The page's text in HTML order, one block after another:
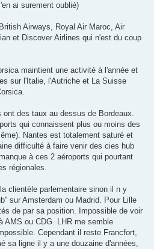
ai surement oublié)
Airways, Royal Air Maroc, Air
et Discover Airlines qui n'est du coup
maintient une activité à l'année et
sur l'Italie, l'Autriche et La Suisse
des taux au dessus de Bordeaux.
qui connaissent plus ou moins des
Nantes est totalement saturé et
difficulté à faire venir des cies hub
à ces 2 aéroports qui pourtant
régionales.
clientèle parlementaire sinon il n y
sur Amsterdam ou Madrid. Pour Lille
de par sa position. Impossible de voir
AMS ou CDG. LHR me semble
Cependant il reste Francfort,
sa ligne il y a une douzaine d'années,